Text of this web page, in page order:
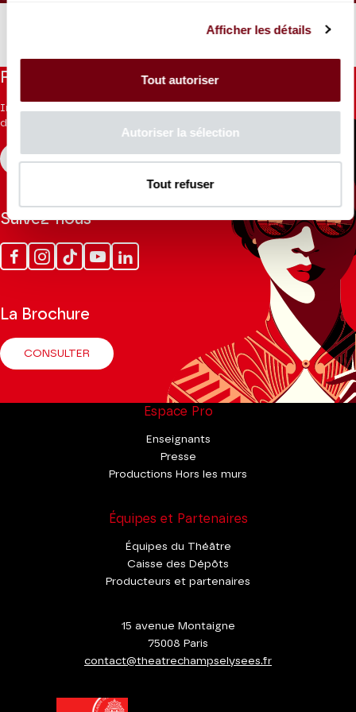
Afficher les détails
Tout autoriser
Autoriser la sélection
Tout refuser
Restez informés
Inscrivez-vous à la newsletter pour recevoir les informations
du Théâtre.
S'INSCRIRE
Suivez-nous
FacebookInstagram
Tik
Tok
YoutubeLinkedin
La Brochure
CONSULTER
Espace Pro
Enseignants
Presse
Productions Hors les murs
Équipes et Partenaires
Équipes du Théâtre
Caisse des Dépôts
Producteurs et partenaires
15 avenue Montaigne
75008 Paris
contact@theatrechampselysees.fr